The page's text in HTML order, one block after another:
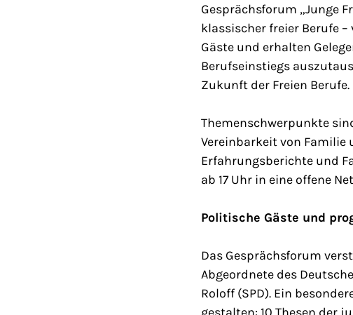
Gesprächsforum „Junge
klassischer freier Berufe
Gäste und erhalten
Berufseinstiegs
Zukunft der Freien Berufe.
Themenschwerpunkte
Vereinbarkeit von Familie
Erfahrungsberichte und
ab 17 Uhr in eine offene
Politische Gäste und
Das Gesprächsforum
Abgeordnete des
Roloff (SPD). Ein
gestalten: 10 Thesen der